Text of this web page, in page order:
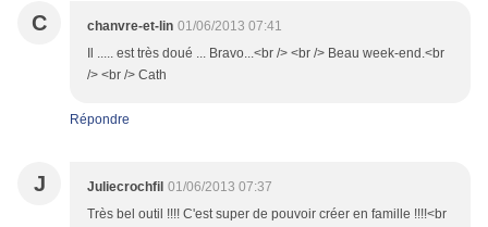
C chanvre-et-lin 01/06/2013 07:41
Il ..... est très doué ... Bravo...<br /> <br /> Beau week-end.<br
/> <br /> Cath
Répondre
J Juliecrochfil 01/06/2013 07:37
Très bel outil !!!! C'est super de pouvoir créer en famille !!!!<br